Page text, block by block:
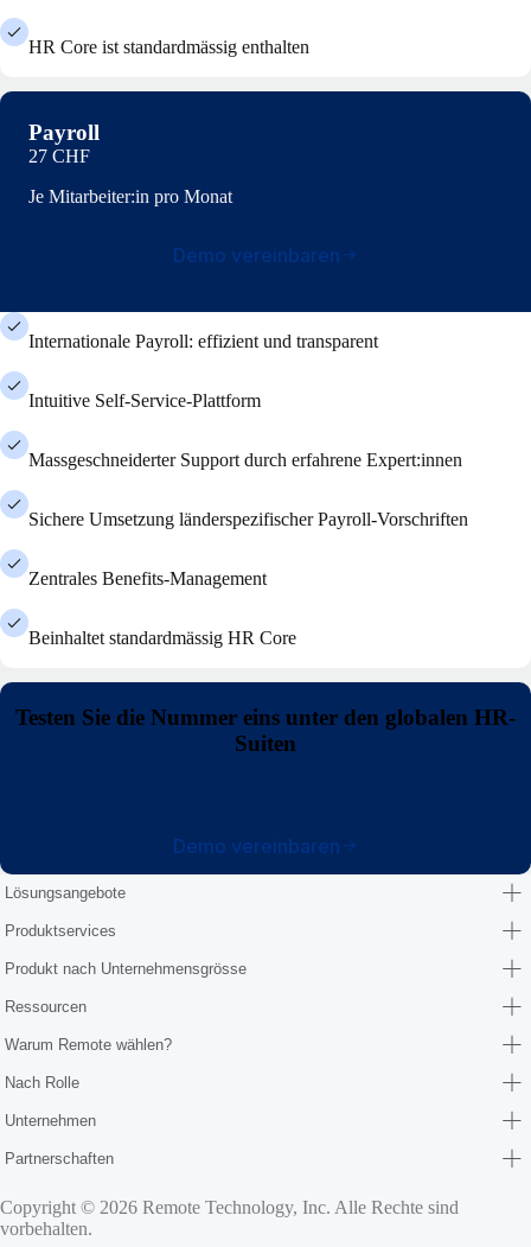
HR Core ist standardmässig enthalten
Payroll
27 CHF
Je Mitarbeiter:in pro Monat
Demo vereinbaren
Internationale Payroll: effizient und transparent
Intuitive Self-Service-Plattform
Massgeschneiderter Support durch erfahrene Expert:innen
Sichere Umsetzung länderspezifischer Payroll-Vorschriften
Zentrales Benefits-Management
Beinhaltet standardmässig HR Core
Testen Sie die Nummer eins unter den globalen HR-
Suiten
Demo vereinbaren
Lösungsangebote
Produktservices
Produkt nach Unternehmensgrösse
Ressourcen
Warum Remote wählen?
Nach Rolle
Unternehmen
Partnerschaften
Copyright © 2026 Remote Technology, Inc. Alle Rechte sind
vorbehalten.